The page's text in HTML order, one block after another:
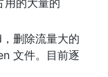
用的大量的
删除流量大的
文件。目前逐